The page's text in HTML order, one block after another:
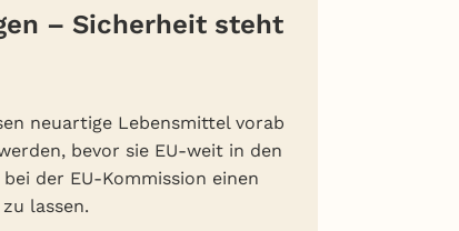
– Sicherheit steht
neuartige Lebensmittel vorab
bevor sie EU-weit in den
der EU-Kommission einen
lassen.